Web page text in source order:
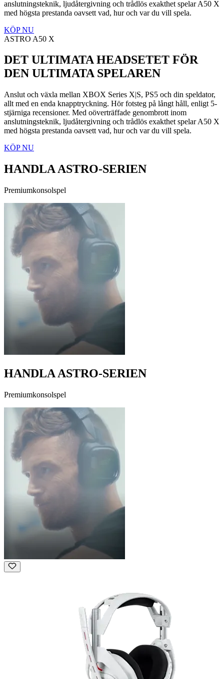
anslutningsteknik, ljudåtergivning och trådlös exakthet spelar A50 X
med högsta prestanda oavsett vad, hur och var du vill spela.
KÖP NU
ASTRO A50 X
DET ULTIMATA HEADSETET FÖR
DEN ULTIMATA SPELAREN
Anslut och växla mellan XBOX Series X|S, PS5 och din speldator,
allt med en enda knapptryckning. Hör fotsteg på långt håll, enligt 5-
stjärniga recensioner. Med oöverträffade genombrott inom
anslutningsteknik, ljudåtergivning och trådlös exakthet spelar A50 X
med högsta prestanda oavsett vad, hur och var du vill spela.
KÖP NU
HANDLA ASTRO-SERIEN
Premiumkonsolspel
HANDLA ASTRO-SERIEN
Premiumkonsolspel